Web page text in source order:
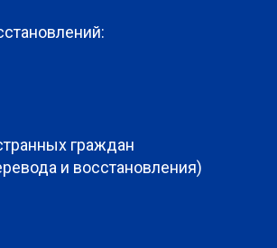
граждан
и восстановления)